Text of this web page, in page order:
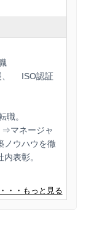
業まで研
多種多様
ルも共有
ンサルテ
、 ISO認証
職。
⇒マネージャ
ウハウを徹
表彰。
支援、ＦＣ